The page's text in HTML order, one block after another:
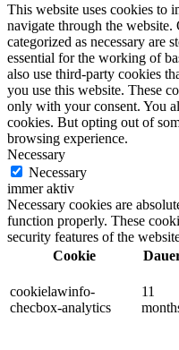
This website uses cookies to
navigate through the website.
categorized as necessary are
essential for the working of
also use third-party cookies
you use this website. These
only with your consent. You
cookies. But opting out of
browsing experience.
Necessary
Necessary
immer aktiv
Necessary cookies are
function properly. These
security features of the
Cookie
cookielawinfo-
checbox-analytics
11